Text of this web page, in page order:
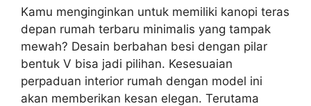
Kamu menginginkan untuk memiliki kanopi teras
depan rumah terbaru minimalis yang tampak
mewah? Desain berbahan besi dengan pilar
bentuk V bisa jadi pilihan. Kesesuaian
perpaduan interior rumah dengan model ini
akan memberikan kesan elegan. Terutama